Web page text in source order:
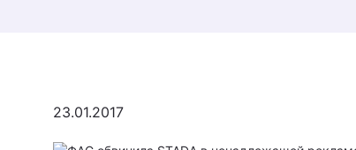
23.01.2017